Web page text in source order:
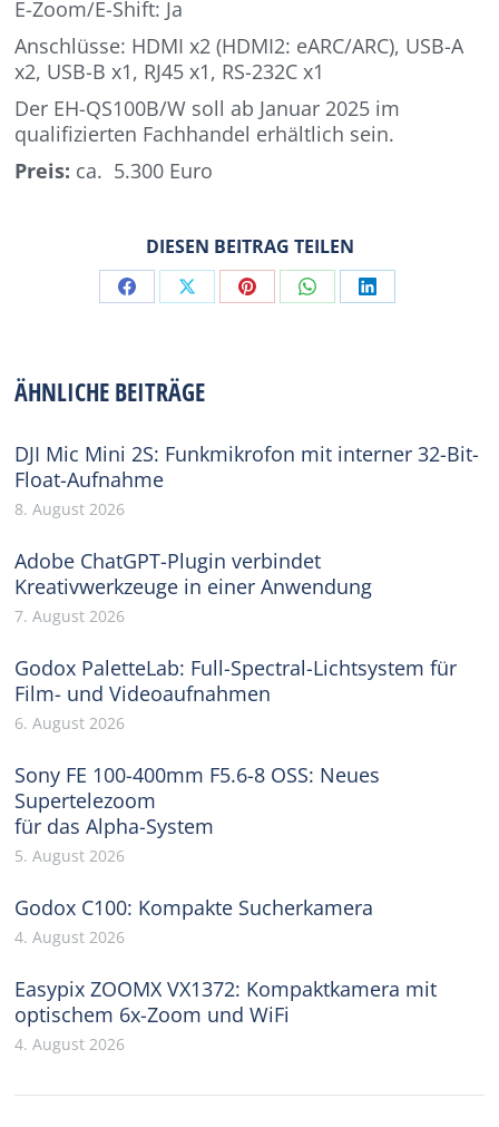
E-Zoom/E-Shift: Ja
Anschlüsse: HDMI x2 (HDMI2: eARC/ARC), USB-A
x2, USB-B x1, RJ45 x1, RS-232C x1
Der EH-QS100B/W soll ab Januar 2025 im
qualifizierten Fachhandel erhältlich sein.
Preis: ca. 5.300 Euro
DIESEN BEITRAG TEILEN
Share Share Share Share Share
ÄHNLICHE BEITRÄGE
DJI Mic Mini 2S: Funkmikrofon mit interner 32-Bit-
Float-Aufnahme
8. August 2026
Adobe ChatGPT-Plugin verbindet
Kreativwerkzeuge in einer Anwendung
7. August 2026
Godox PaletteLab: Full-Spectral-Lichtsystem für
Film- und Videoaufnahmen
6. August 2026
Sony FE 100-400mm F5.6-8 OSS: Neues
Supertelezoom
für das Alpha-System
5. August 2026
Godox C100: Kompakte Sucherkamera
4. August 2026
Easypix ZOOMX VX1372: Kompaktkamera mit
optischem 6x-Zoom und WiFi
4. August 2026